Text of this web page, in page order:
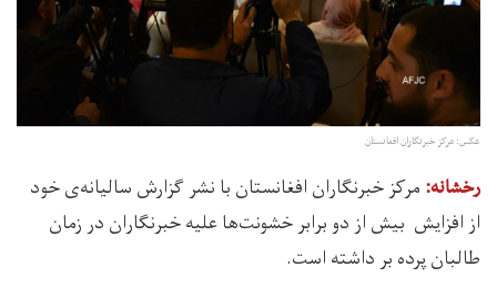
عکس: مرکز خبرنگاران افغانستان
رخشانه: مرکز خبرنگاران افغانستان با نشر گزارش سالیانه‌ی خود
از افزایش بیش از دو برابر خشونت‌ها علیه خبرنگاران در زمان
طالبان پرده بر داشته است.